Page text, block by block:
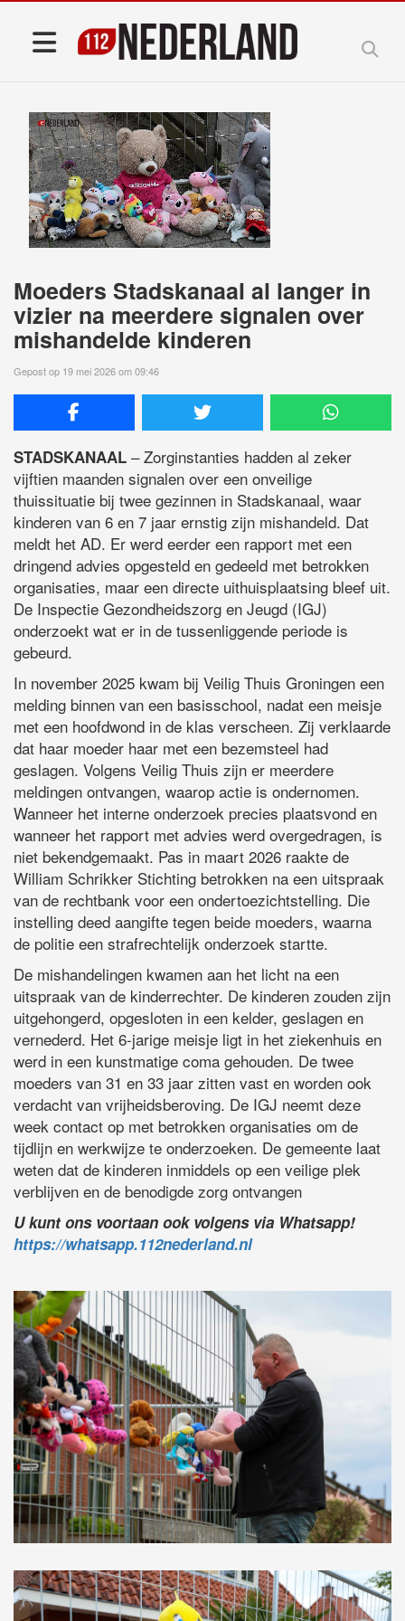
Moeders Stadskanaal al langer in
vizier na meerdere signalen over
mishandelde kinderen
Gepost op 19 mei 2026 om 09:46
STADSKANAAL – Zorginstanties hadden al zeker
vijftien maanden signalen over een onveilige
thuissituatie bij twee gezinnen in Stadskanaal, waar
kinderen van 6 en 7 jaar ernstig zijn mishandeld. Dat
meldt het AD. Er werd eerder een rapport met een
dringend advies opgesteld en gedeeld met betrokken
organisaties, maar een directe uithuisplaatsing bleef uit.
De Inspectie Gezondheidszorg en Jeugd (IGJ)
onderzoekt wat er in de tussenliggende periode is
gebeurd.
In november 2025 kwam bij Veilig Thuis Groningen een
melding binnen van een basisschool, nadat een meisje
met een hoofdwond in de klas verscheen. Zij verklaarde
dat haar moeder haar met een bezemsteel had
geslagen. Volgens Veilig Thuis zijn er meerdere
meldingen ontvangen, waarop actie is ondernomen.
Wanneer het interne onderzoek precies plaatsvond en
wanneer het rapport met advies werd overgedragen, is
niet bekendgemaakt. Pas in maart 2026 raakte de
William Schrikker Stichting betrokken na een uitspraak
van de rechtbank voor een ondertoezichtstelling. Die
instelling deed aangifte tegen beide moeders, waarna
de politie een strafrechtelijk onderzoek startte.
De mishandelingen kwamen aan het licht na een
uitspraak van de kinderrechter. De kinderen zouden zijn
uitgehongerd, opgesloten in een kelder, geslagen en
vernederd. Het 6-jarige meisje ligt in het ziekenhuis en
werd in een kunstmatige coma gehouden. De twee
moeders van 31 en 33 jaar zitten vast en worden ook
verdacht van vrijheidsberoving. De IGJ neemt deze
week contact op met betrokken organisaties om de
tijdlijn en werkwijze te onderzoeken. De gemeente laat
weten dat de kinderen inmiddels op een veilige plek
verblijven en de benodigde zorg ontvangen
U kunt ons voortaan ook volgens via Whatsapp!
https://whatsapp.112nederland.nl